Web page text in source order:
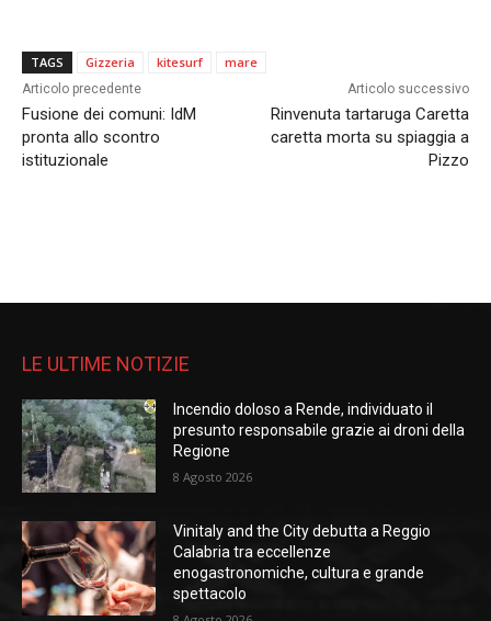
TAGS Gizzeria kitesurf mare
Articolo precedente
Fusione dei comuni: IdM
pronta allo scontro
istituzionale
Articolo successivo
Rinvenuta tartaruga Caretta
caretta morta su spiaggia a
Pizzo
LE ULTIME NOTIZIE
Incendio doloso a Rende, individuato il
presunto responsabile grazie ai droni della
Regione
8 Agosto 2026
Vinitaly and the City debutta a Reggio
Calabria tra eccellenze
enogastronomiche, cultura e grande
spettacolo